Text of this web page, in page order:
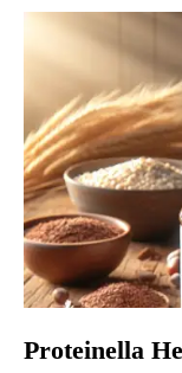
Proteinella